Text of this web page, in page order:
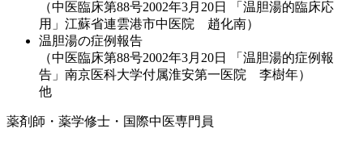
（中医臨床第88号2002年3月20日 「温胆湯的臨床応
用」江蘇省連雲港市中医院 趙化南）
温胆湯の症例報告
（中医臨床第88号2002年3月20日 「温胆湯的症例報
告」南京医科大学付属淮安第一医院 李樹年）
他
薬剤師・薬学修士・国際中医専門員